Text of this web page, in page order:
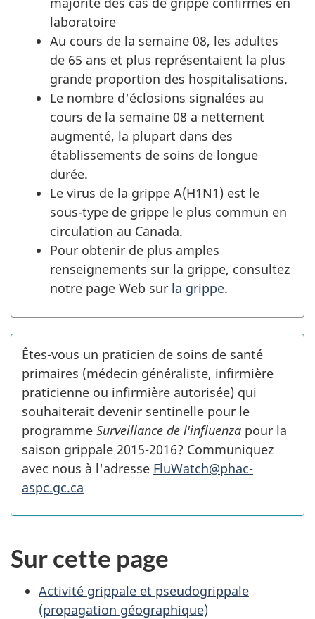
laboratoire
Au cours de la semaine 08, les adultes
de 65 ans et plus représentaient la plus
grande proportion des hospitalisations.
Le nombre d'éclosions signalées au
cours de la semaine 08 a nettement
augmenté, la plupart dans des
établissements de soins de longue
durée.
Le virus de la grippe A(H1N1) est le
sous-type de grippe le plus commun en
circulation au Canada.
Pour obtenir de plus amples
renseignements sur la grippe, consultez
notre page Web sur la grippe.
Êtes-vous un praticien de soins de santé
primaires (médecin généraliste, infirmière
praticienne ou infirmière autorisée) qui
souhaiterait devenir sentinelle pour le
programme Surveillance de l'influenza pour la
saison grippale 2015-2016? Communiquez
avec nous à l'adresse FluWatch@phac-
aspc.gc.ca
Sur cette page
Activité grippale et pseudogrippale
(propagation géographique)